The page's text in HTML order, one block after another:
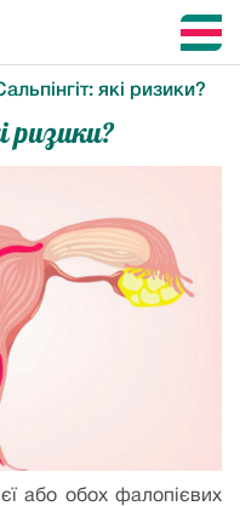
які ризики?
ризики?
або обох фалопієвих